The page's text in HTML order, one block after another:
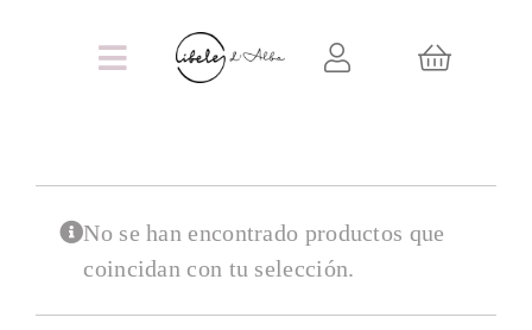
Toggle
No se han encontrado productos que
coincidan con tu selección.